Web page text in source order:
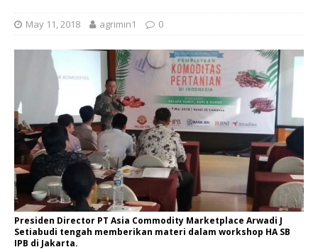
May 11, 2018 agrimin1 0
Presiden Director PT Asia Commodity Marketplace Arwadi J
Setiabudi tengah memberikan materi dalam workshop HA SB
IPB di Jakarta.